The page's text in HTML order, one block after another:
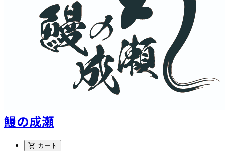
鰻の成瀬
shopping_cart カート